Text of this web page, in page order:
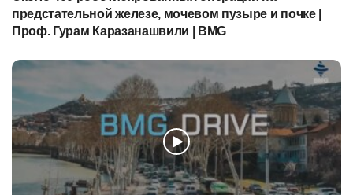
предстательной железе, мочевом пузыре и почке |
Проф. Гурам Каразанашвили | BMG